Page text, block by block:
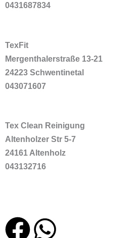
0431687834
TexFit
Mergenthalerstraße 13-21
24223 Schwentinetal
043071607
Tex Clean Reinigung
Altenholzer Str 5-7
24161 Altenholz
043132716
F W